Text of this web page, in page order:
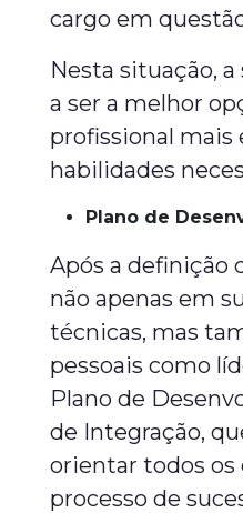
cargo em
Nesta situação,
a ser a melhor
profissional mais
habilidades
Plano de
Após a definição
não apenas em
técnicas, mas
pessoais como
Plano de
de Integração,
orientar todos os
processo de